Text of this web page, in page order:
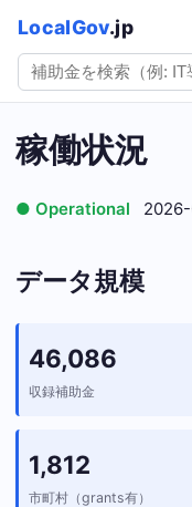
LocalGov.jp
稼働状況
● Operational 2026-
データ規模
46,086
収録補助金
1,812
市町村（grants有）